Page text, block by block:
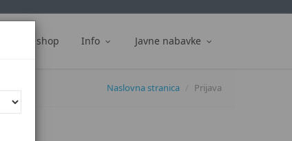
Web shop Info Javne nabavke
Naslovna stranica Prijava